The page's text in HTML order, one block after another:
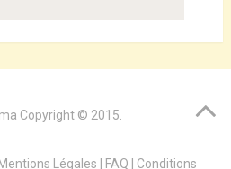
Copyright © 2015.
Mentions Légales FAQ Conditions